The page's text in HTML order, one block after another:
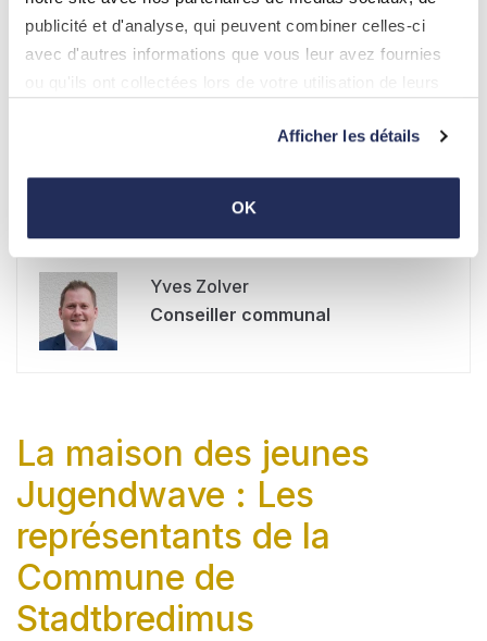
publicité et d'analyse, qui peuvent combiner celles-ci
avec d'autres informations que vous leur avez fournies
ou qu'ils ont collectées lors de votre utilisation de leurs
Afficher les détails
OK
Miselerland. Nicole Georges y figue comme déléguée
effective, ayant Yves Zolver comme délégué
suppléant.
Nicole Georges
Conseillère communale
Yves Zolver
Conseiller communal
La maison des jeunes
Jugendwave : Les
représentants de la
Commune de
Stadtbredimus